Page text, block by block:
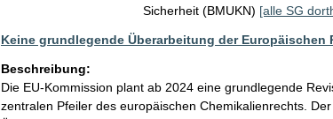
Sicherheit (BMUKN) [alle SG
Keine grundlegende Überarbeitung der Europäischen
Beschreibung:
Die EU-Kommission plant ab 2024 eine grundlegende
zentralen Pfeiler des europäischen Chemikalienrechts.